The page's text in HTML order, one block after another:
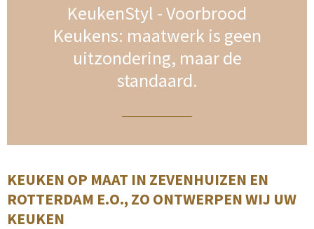
KeukenStyl - Voorbrood
Keukens: maatwerk is geen
uitzondering, maar de
standaard.
KEUKEN OP MAAT IN ZEVENHUIZEN EN
ROTTERDAM E.O., ZO ONTWERPEN WIJ UW
KEUKEN